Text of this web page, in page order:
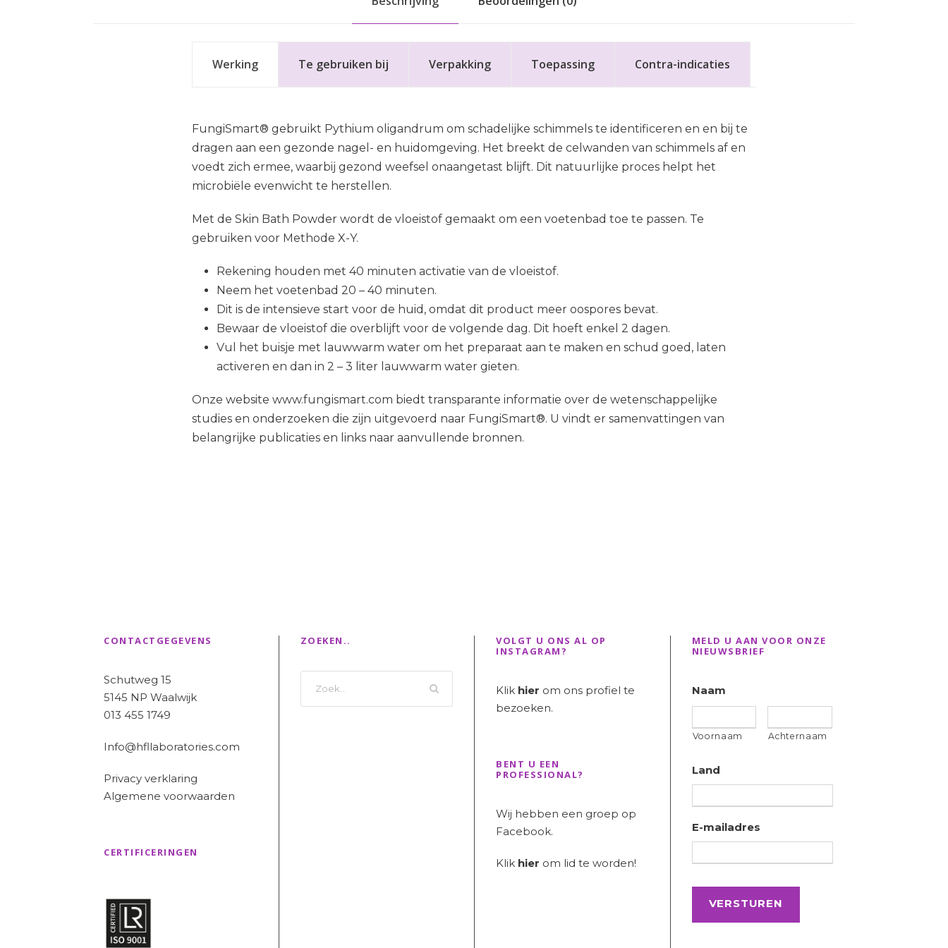
Werking Te gebruiken bij Verpakking Toepassing Contra-indicaties
FungiSmart® gebruikt Pythium oligandrum om schadelijke schimmels te identificeren en en bij te
dragen aan een gezonde nagel- en huidomgeving. Het breekt de celwanden van schimmels af en
voedt zich ermee, waarbij gezond weefsel onaangetast blijft. Dit natuurlijke proces helpt het
microbiële evenwicht te herstellen.
Met de Skin Bath Powder wordt de vloeistof gemaakt om een voetenbad toe te passen. Te
gebruiken voor Methode X-Y.
Rekening houden met 40 minuten activatie van de vloeistof.
Neem het voetenbad 20 – 40 minuten.
Dit is de intensieve start voor de huid, omdat dit product meer oospores bevat.
Bewaar de vloeistof die overblijft voor de volgende dag. Dit hoeft enkel 2 dagen.
Vul het buisje met lauwwarm water om het preparaat aan te maken en schud goed, laten
activeren en dan in 2 – 3 liter lauwwarm water gieten.
Onze website www.fungismart.com biedt transparante informatie over de wetenschappelijke
studies en onderzoeken die zijn uitgevoerd naar FungiSmart®. U vindt er samenvattingen van
belangrijke publicaties en links naar aanvullende bronnen.
CONTACTGEGEVENS
Schutweg 15
5145 NP Waalwijk
013 455 1749
Info@hfllaboratories.com
Privacy verklaring
Algemene voorwaarden
CERTIFICERINGEN
ZOEKEN..
VOLGT U ONS AL OP
INSTAGRAM?
Klik hier om ons profiel te
bezoeken.
BENT U EEN
PROFESSIONAL?
Wij hebben een groep op
Facebook.
Klik hier om lid te worden!
MELD U AAN VOOR ONZE
NIEUWSBRIEF
Naam
Voornaam Achternaam
Land
E-mailadres